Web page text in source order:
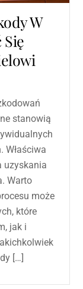
W
Się
stanowią
Właściwa
uzyskania
Warto
może
które
jak i
[…]